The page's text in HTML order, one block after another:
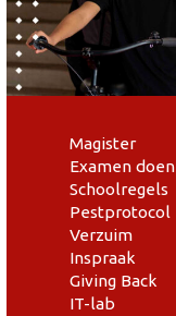
Magister
Examen doen
Schoolregels
Pestprotocol
Verzuim
Inspraak
Giving Back
IT-lab